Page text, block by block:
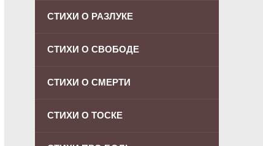
СТИХИ О РАЗЛУКЕ
СТИХИ О СВОБОДЕ
СТИХИ О СМЕРТИ
СТИХИ О ТОСКЕ